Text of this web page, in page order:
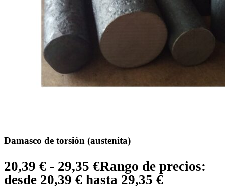
Damasco de torsión (austenita)
20,39 € - 29,35 €Rango de precios:
desde 20,39 € hasta 29,35 €